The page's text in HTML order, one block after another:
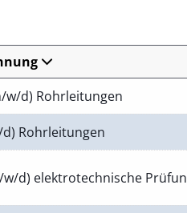
d) Rohrleitungen
Rohrleitungen
d) elektrotechnische